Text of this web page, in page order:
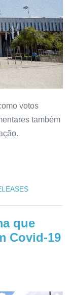
votos
também
que
Covid-19